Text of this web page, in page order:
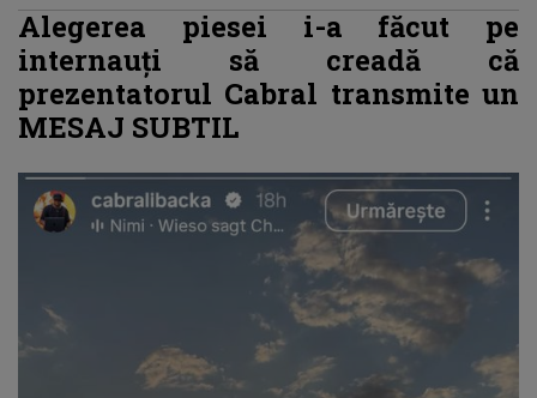
Alegerea piesei i-a făcut pe
internauți să creadă că
prezentatorul Cabral transmite un
MESAJ SUBTIL